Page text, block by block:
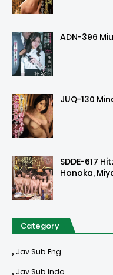
ADN-396
JUQ-130
SDDE-617
Honoka,
Category
Jav Sub Eng
Jav Sub Indo